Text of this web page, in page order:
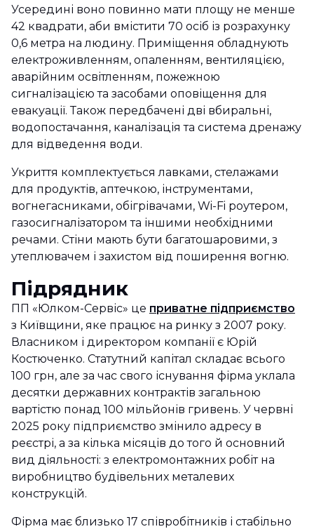
Усередині воно повинно мати площу не менше
42 квадрати, аби вмістити 70 осіб із розрахунку
0,6 метра на людину. Приміщення обладнують
електроживленням, опаленням, вентиляцією,
аварійним освітленням, пожежною
сигналізацією та засобами оповіщення для
евакуації. Також передбачені дві вбиральні,
водопостачання, каналізація та система дренажу
для відведення води.
Укриття комплектується лавками, стелажами
для продуктів, аптечкою, інструментами,
вогнегасниками, обігрівачами, Wi-Fi роутером,
газосигналізатором та іншими необхідними
речами. Стіни мають бути багатошаровими, з
утеплювачем і захистом від поширення вогню.
Підрядник
ПП «Юлком-Сервіс» це приватне підприємство
з Київщини, яке працює на ринку з 2007 року.
Власником і директором компанії є Юрій
Костюченко. Статутний капітал складає всього
100 грн, але за час свого існування фірма уклала
десятки державних контрактів загальною
вартістю понад 100 мільйонів гривень. У червні
2025 року підприємство змінило адресу в
реєстрі, а за кілька місяців до того й основний
вид діяльності: з електромонтажних робіт на
виробництво будівельних металевих
конструкцій.
Фірма має близько 17 співробітників і стабільно